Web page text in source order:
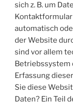
sich z. B. um
automatisch
der Website
sind vor allem
Betriebssystem
Erfassung
Sie diese
Daten? Ein Teil